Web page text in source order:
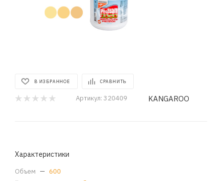
В ИЗБРАННОЕ СРАВНИТЬ
Артикул: 320409 KANGAROO
Характеристики
Объем — 600